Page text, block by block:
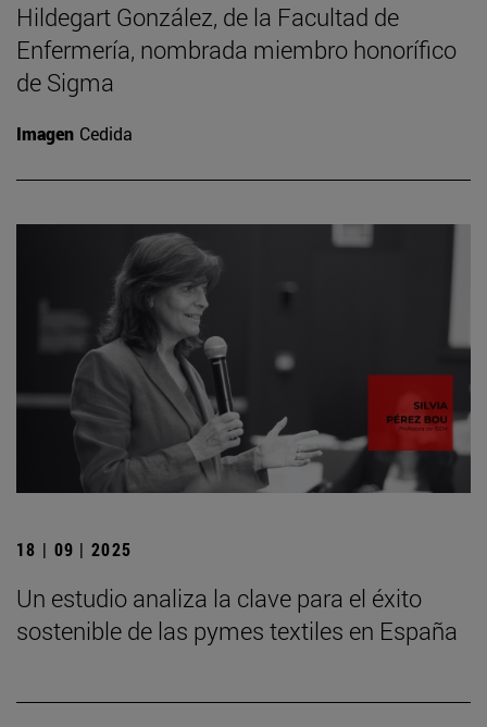
Hildegart González, de la Facultad de
Enfermería, nombrada miembro honorífico
de Sigma
Imagen Cedida
18 | 09 | 2025
Un estudio analiza la clave para el éxito
sostenible de las pymes textiles en España